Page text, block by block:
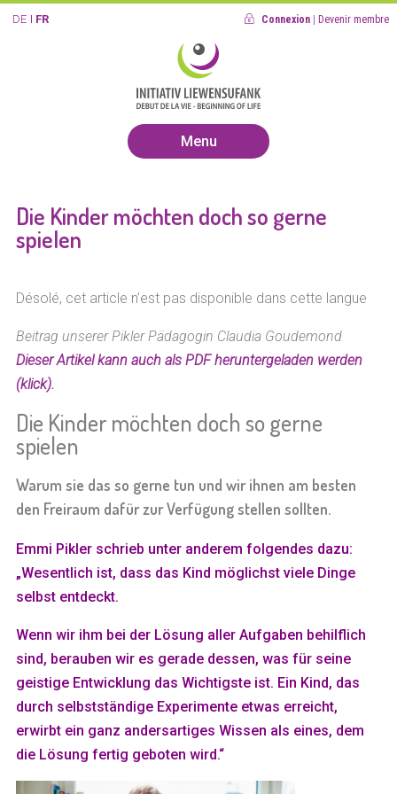
DE FR Connexion Devenir membre
Menu
Die Kinder möchten doch so gerne
spielen
Désolé, cet article n’est pas disponible dans cette langue
Beitrag unserer Pikler Pädagogin Claudia Goudemond
Dieser Artikel kann auch als PDF heruntergeladen werden
(klick).
Die Kinder möchten doch so gerne
spielen
Warum sie das so gerne tun und wir ihnen am besten
den Freiraum dafür zur Verfügung stellen sollten.
Emmi Pikler schrieb unter anderem folgendes dazu:
„Wesentlich ist, dass das Kind möglichst viele Dinge
selbst entdeckt.
Wenn wir ihm bei der Lösung aller Aufgaben behilflich
sind, berauben wir es gerade dessen, was für seine
geistige Entwicklung das Wichtigste ist. Ein Kind, das
durch selbstständige Experimente etwas erreicht,
erwirbt ein ganz andersartiges Wissen als eines, dem
die Lösung fertig geboten wird.“